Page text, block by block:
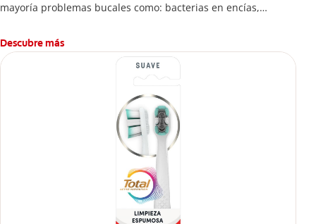
mayoría problemas bucales como: bacterias en encías,
caries.
Descubre más